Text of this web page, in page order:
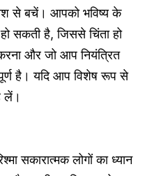
से बचें। आपको भविष्य के
सकती है, जिससे चिंता हो
और जो आप नियंत्रित
है। यदि आप विशेष रूप से
लें।
सकारात्मक लोगों का ध्यान